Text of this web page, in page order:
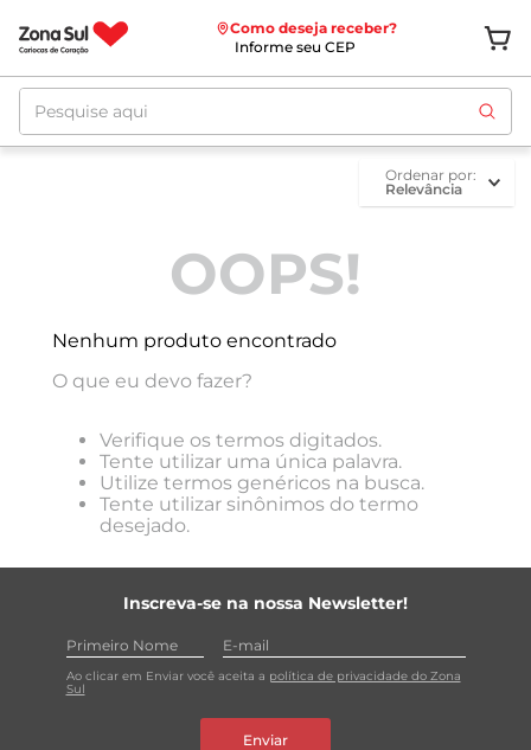
Como deseja receber?
Informe seu CEP
Pesquise aqui
ordenar por
Relevância
OOPS!
Nenhum produto encontrado
O que eu devo fazer?
Verifique os termos digitados.
Tente utilizar uma única palavra.
Utilize termos genéricos na busca.
Tente utilizar sinônimos do termo
desejado.
Inscreva-se na nossa Newsletter!
Ao clicar em Enviar você aceita a política de privacidade do Zona
Sul
Enviar